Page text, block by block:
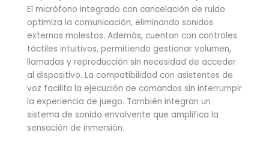
El micrófono integrado con cancelación de ruido
optimiza la comunicación, eliminando sonidos
externos molestos. Además, cuentan con controles
táctiles intuitivos, permitiendo gestionar volumen,
llamadas y reproducción sin necesidad de acceder
al dispositivo. La compatibilidad con asistentes de
voz facilita la ejecución de comandos sin interrumpir
la experiencia de juego. También integran un
sistema de sonido envolvente que amplifica la
sensación de inmersión.